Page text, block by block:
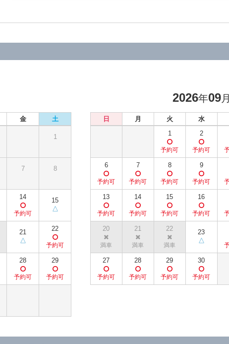
金 土
1
7 8
14 15
21 22
28 29
2026年09月
日 月 火 水
1
2
6 7 8 9
13 14 15 16
20 21 22 23
27 28 29 30